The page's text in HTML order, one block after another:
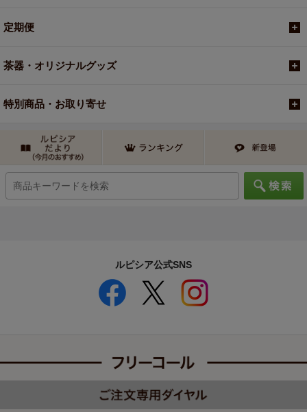
定期便
茶器・オリジナルグッズ
特別商品・お取り寄せ
ルピシア公式SNS